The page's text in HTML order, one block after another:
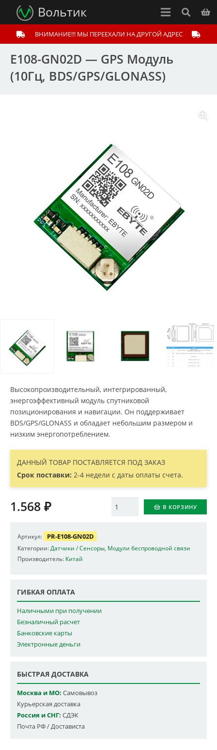
Вольтик
ВНИМАНИЕ!!! МЫ ПЕРЕЕХАЛИ НА ДРУГОЙ АДРЕС
E108-GN02D — GPS Модуль
(10Гц, BDS/GPS/GLONASS)
Высокопроизводительный, интегрированный,
энергоэффективный модуль спутниковой
позиционирования и навигации. Он поддерживает
BDS/GPS/GLONASS и обладает небольшим размером и
низким энергопотреблением.
ДАННЫЙ ТОВАР ПОСТАВЛЯЕТСЯ ПОД ЗАКАЗ
Срок поставки: 2-4 недели с даты оплаты счета.
Количество В КОРЗИНУ
1.568 ₽
Артикул: PR-E108-GN02D
Категории: Датчики / Сенсоры Модули беспроводной связи
Производитель: Китай
ГИБКАЯ ОПЛАТА
Наличными при получении
Безналичный расчет
Банковские карты
Электронные деньги
БЫСТРАЯ ДОСТАВКА
Москва и МО: Самовывоз
Курьерская доставка
Россия и СНГ: СДЭК
Почта РФ / Достависта